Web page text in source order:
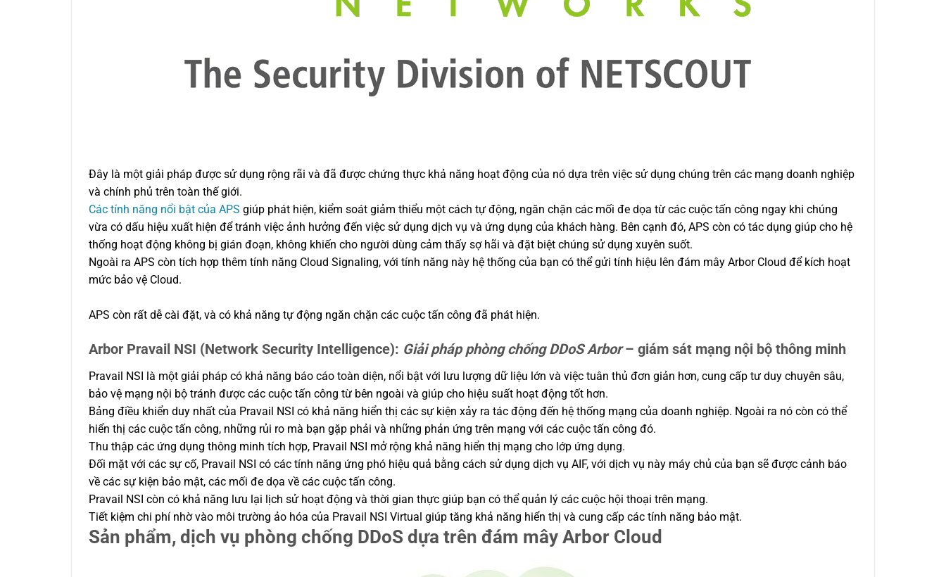
Đây là một giải pháp được sử dụng rộng rãi và đã được chứng thực khả năng hoạt động của nó dựa trên việc sử dụng chúng trên các mạng doanh nghiệp
và chính phủ trên toàn thế giới.
Các tính năng nổi bật của APS giúp phát hiện, kiểm soát giảm thiểu một cách tự động, ngăn chặn các mối đe dọa từ các cuộc tấn công ngay khi chúng
vừa có dấu hiệu xuất hiện để tránh việc ảnh hưởng đến việc sử dụng dịch vụ và ứng dụng của khách hàng. Bên cạnh đó, APS còn có tác dụng giúp cho hệ
thống hoạt động không bị gián đoạn, không khiến cho người dùng cảm thấy sợ hãi và đặt biệt chúng sử dụng xuyên suốt.
Ngoài ra APS còn tích hợp thêm tính năng Cloud Signaling, với tính năng này hệ thống của bạn có thể gửi tính hiệu lên đám mây Arbor Cloud để kích hoạt
mức bảo vệ Cloud.
APS còn rất dễ cài đặt, và có khả năng tự động ngăn chặn các cuộc tấn công đã phát hiện.
Arbor Pravail NSI (Network Security Intelligence): Giải pháp phòng chống DDoS Arbor– giám sát mạng nội bộ thông minh
Pravail NSI là một giải pháp có khả năng báo cáo toàn diện, nổi bật với lưu lượng dữ liệu lớn và việc tuân thủ đơn giản hơn, cung cấp tư duy chuyên sâu,
bảo vệ mạng nội bộ tránh được các cuộc tấn công từ bên ngoài và giúp cho hiệu suất hoạt động tốt hơn.
Bảng điều khiển duy nhất của Pravail NSI có khả năng hiển thị các sự kiện xảy ra tác động đến hệ thống mạng của doanh nghiệp. Ngoài ra nó còn có thể
hiển thị các cuộc tấn công, những rủi ro mà bạn gặp phải và những phản ứng trên mạng với các cuộc tấn công đó.
Thu thập các ứng dụng thông minh tích hợp, Pravail NSI mở rộng khả năng hiển thị mạng cho lớp ứng dụng.
Đối mặt với các sự cố, Pravail NSI có các tính năng ứng phó hiệu quả bằng cách sử dụng dịch vụ AIF, với dịch vụ này máy chủ của bạn sẽ được cảnh báo
về các sự kiện bảo mật, các mối đe dọa về các cuộc tấn công.
Pravail NSI còn có khả năng lưu lại lịch sử hoạt động và thời gian thực giúp bạn có thể quản lý các cuộc hội thoại trên mạng.
Tiết kiệm chi phí nhờ vào môi trường ảo hóa của Pravail NSI Virtual giúp tăng khả năng hiển thị và cung cấp các tính năng bảo mật.
Sản phẩm, dịch vụ phòng chống DDoS dựa trên đám mây Arbor Cloud